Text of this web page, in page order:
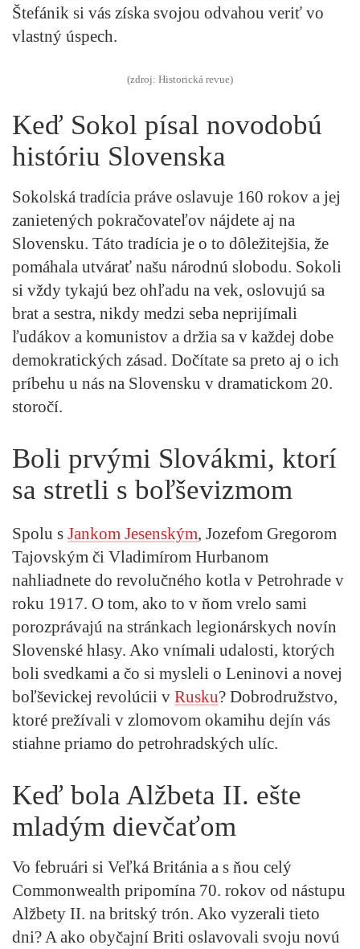
Štefánik si vás získa svojou odvahou veriť vo
vlastný úspech.
(zdroj: Historická revue)
Keď Sokol písal novodobú
históriu Slovenska
Sokolská tradícia práve oslavuje 160 rokov a jej
zanietených pokračovateľov nájdete aj na
Slovensku. Táto tradícia je o to dôležitejšia, že
pomáhala utvárať našu národnú slobodu. Sokoli
si vždy tykajú bez ohľadu na vek, oslovujú sa
brat a sestra, nikdy medzi seba neprijímali
ľudákov a komunistov a držia sa v každej dobe
demokratických zásad. Dočítate sa preto aj o ich
príbehu u nás na Slovensku v dramatickom 20.
storočí.
Boli prvými Slovákmi, ktorí
sa stretli s boľševizmom
Spolu s Jankom Jesenským, Jozefom Gregorom
Tajovským či Vladimírom Hurbanom
nahliadnete do revolučného kotla v Petrohrade v
roku 1917. O tom, ako to v ňom vrelo sami
porozprávajú na stránkach legionárskych novín
Slovenské hlasy. Ako vnímali udalosti, ktorých
boli svedkami a čo si mysleli o Leninovi a novej
boľševickej revolúcii v Rusku? Dobrodružstvo,
ktoré prežívali v zlomovom okamihu dejín vás
stiahne priamo do petrohradských ulíc.
Keď bola Alžbeta II. ešte
mladým dievčaťom
Vo februári si Veľká Británia a s ňou celý
Commonwealth pripomína 70. rokov od nástupu
Alžbety II. na britský trón. Ako vyzerali tieto
dni? A ako obyčajní Briti oslavovali svoju novú